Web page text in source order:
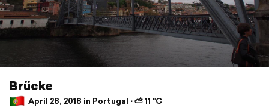
Brücke
April 28, 2018 in Portugal ⋅ ⛅ 11 °C